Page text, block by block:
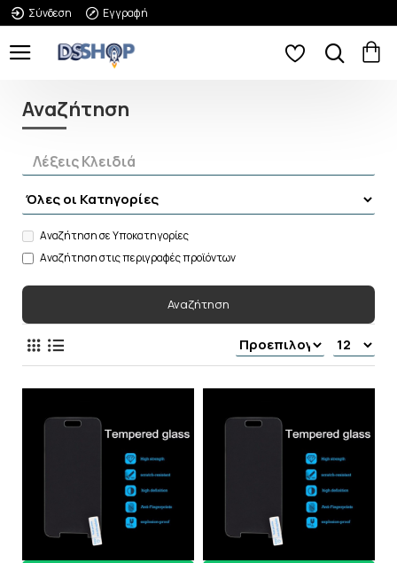
Σύνδεση Εγγραφή
Αναζήτηση
Αναζήτηση σε Υποκατηγορίες
Αναζήτηση στις περιγραφές προϊόντων
Αναζήτηση